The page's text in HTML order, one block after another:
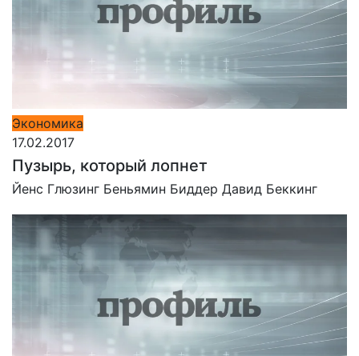
Экономика
17.02.2017
Пузырь, который лопнет
Йенс Глюзинг Беньямин Биддер Давид Беккинг